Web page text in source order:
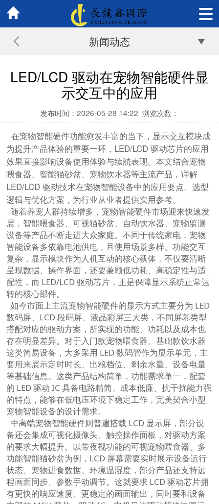
新闻动态
LED/LCD 驱动在宠物智能硬件显
示交互中的应用
发布时间：2026-05-28 14:22 浏览次数：
在宠物智能硬件功能愈发丰富的当下，显示交互模块成
为提升产品体验的重要一环，LED/LCD 驱动芯片的应用
效果直接影响设备使用体验与续航表现。本文结合宠物
喂食器、智能猫砂盆、宠物饮水器等主流产品，详解
LED/LCD 驱动技术在宠物智能设备中的应用要点、选型
逻辑与优化方案，为行业从业者提供实用参考。
随着养宠人群持续增多，宠物智能硬件市场迎来快速发
展，智能喂食器、可视猫砂盆、自动饮水器、宠物监测
设备等产品不断走进大众家庭。不同于传统家电，宠物
智能设备多依靠电池供电，且使用场景多样、功能交互
复杂， 显示模块作为人机互动的核心载体，不仅要清晰
呈现数据、操作界面，还要兼顾低功耗、高稳定性与适
配性，而 LED/LCD 驱动芯片，正是保障显示系统正常运
转的核心部件。
如今市面上主流宠物智能硬件的显示方式主要分为 LED
数码屏、LCD 段码屏、液晶彩屏三大类，不同屏幕类型
搭配对应的驱动方案，所实现的功能、功耗以及成本也
存在明显差异。对于入门款宠物喂食器、基础款饮水器
这类简易设备，大多采用 LED 数码管作为显示单元，主
要用来展示定时时长、出粮档位、剩余水量、设备电量
等基础信息。这类产品结构简单，功能需求单一，配套
的 LED 驱动 IC 具备电路精简、成本低廉、抗干扰能力强
的特点，能够在低电压环境下稳定工作，完美契合小型
宠物智能设备的设计需求。
中高端宠物智能硬件则普遍搭载 LCD 显示屏，部分设
备还会集成可视化摄像头、触控操作面板，对驱动方案
的要求大幅提升。以带夜视功能的可视宠物喂食器、多
功能智能猫砂盆为例，LCD 屏幕需要实时展示设备运行
状态、宠物进食数据、环境温湿度，部分产品还支持远
程画面同步、参数手动调节。这就要求 LCD 驱动芯片拥
有更快的响应速度、更稳定的画面输出，同时要和设备